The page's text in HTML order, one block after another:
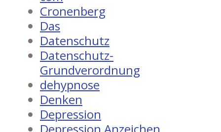
Cronenberg
Das
Datenschutz
Datenschutz-
Grundverordnung
dehypnose
Denken
Depression